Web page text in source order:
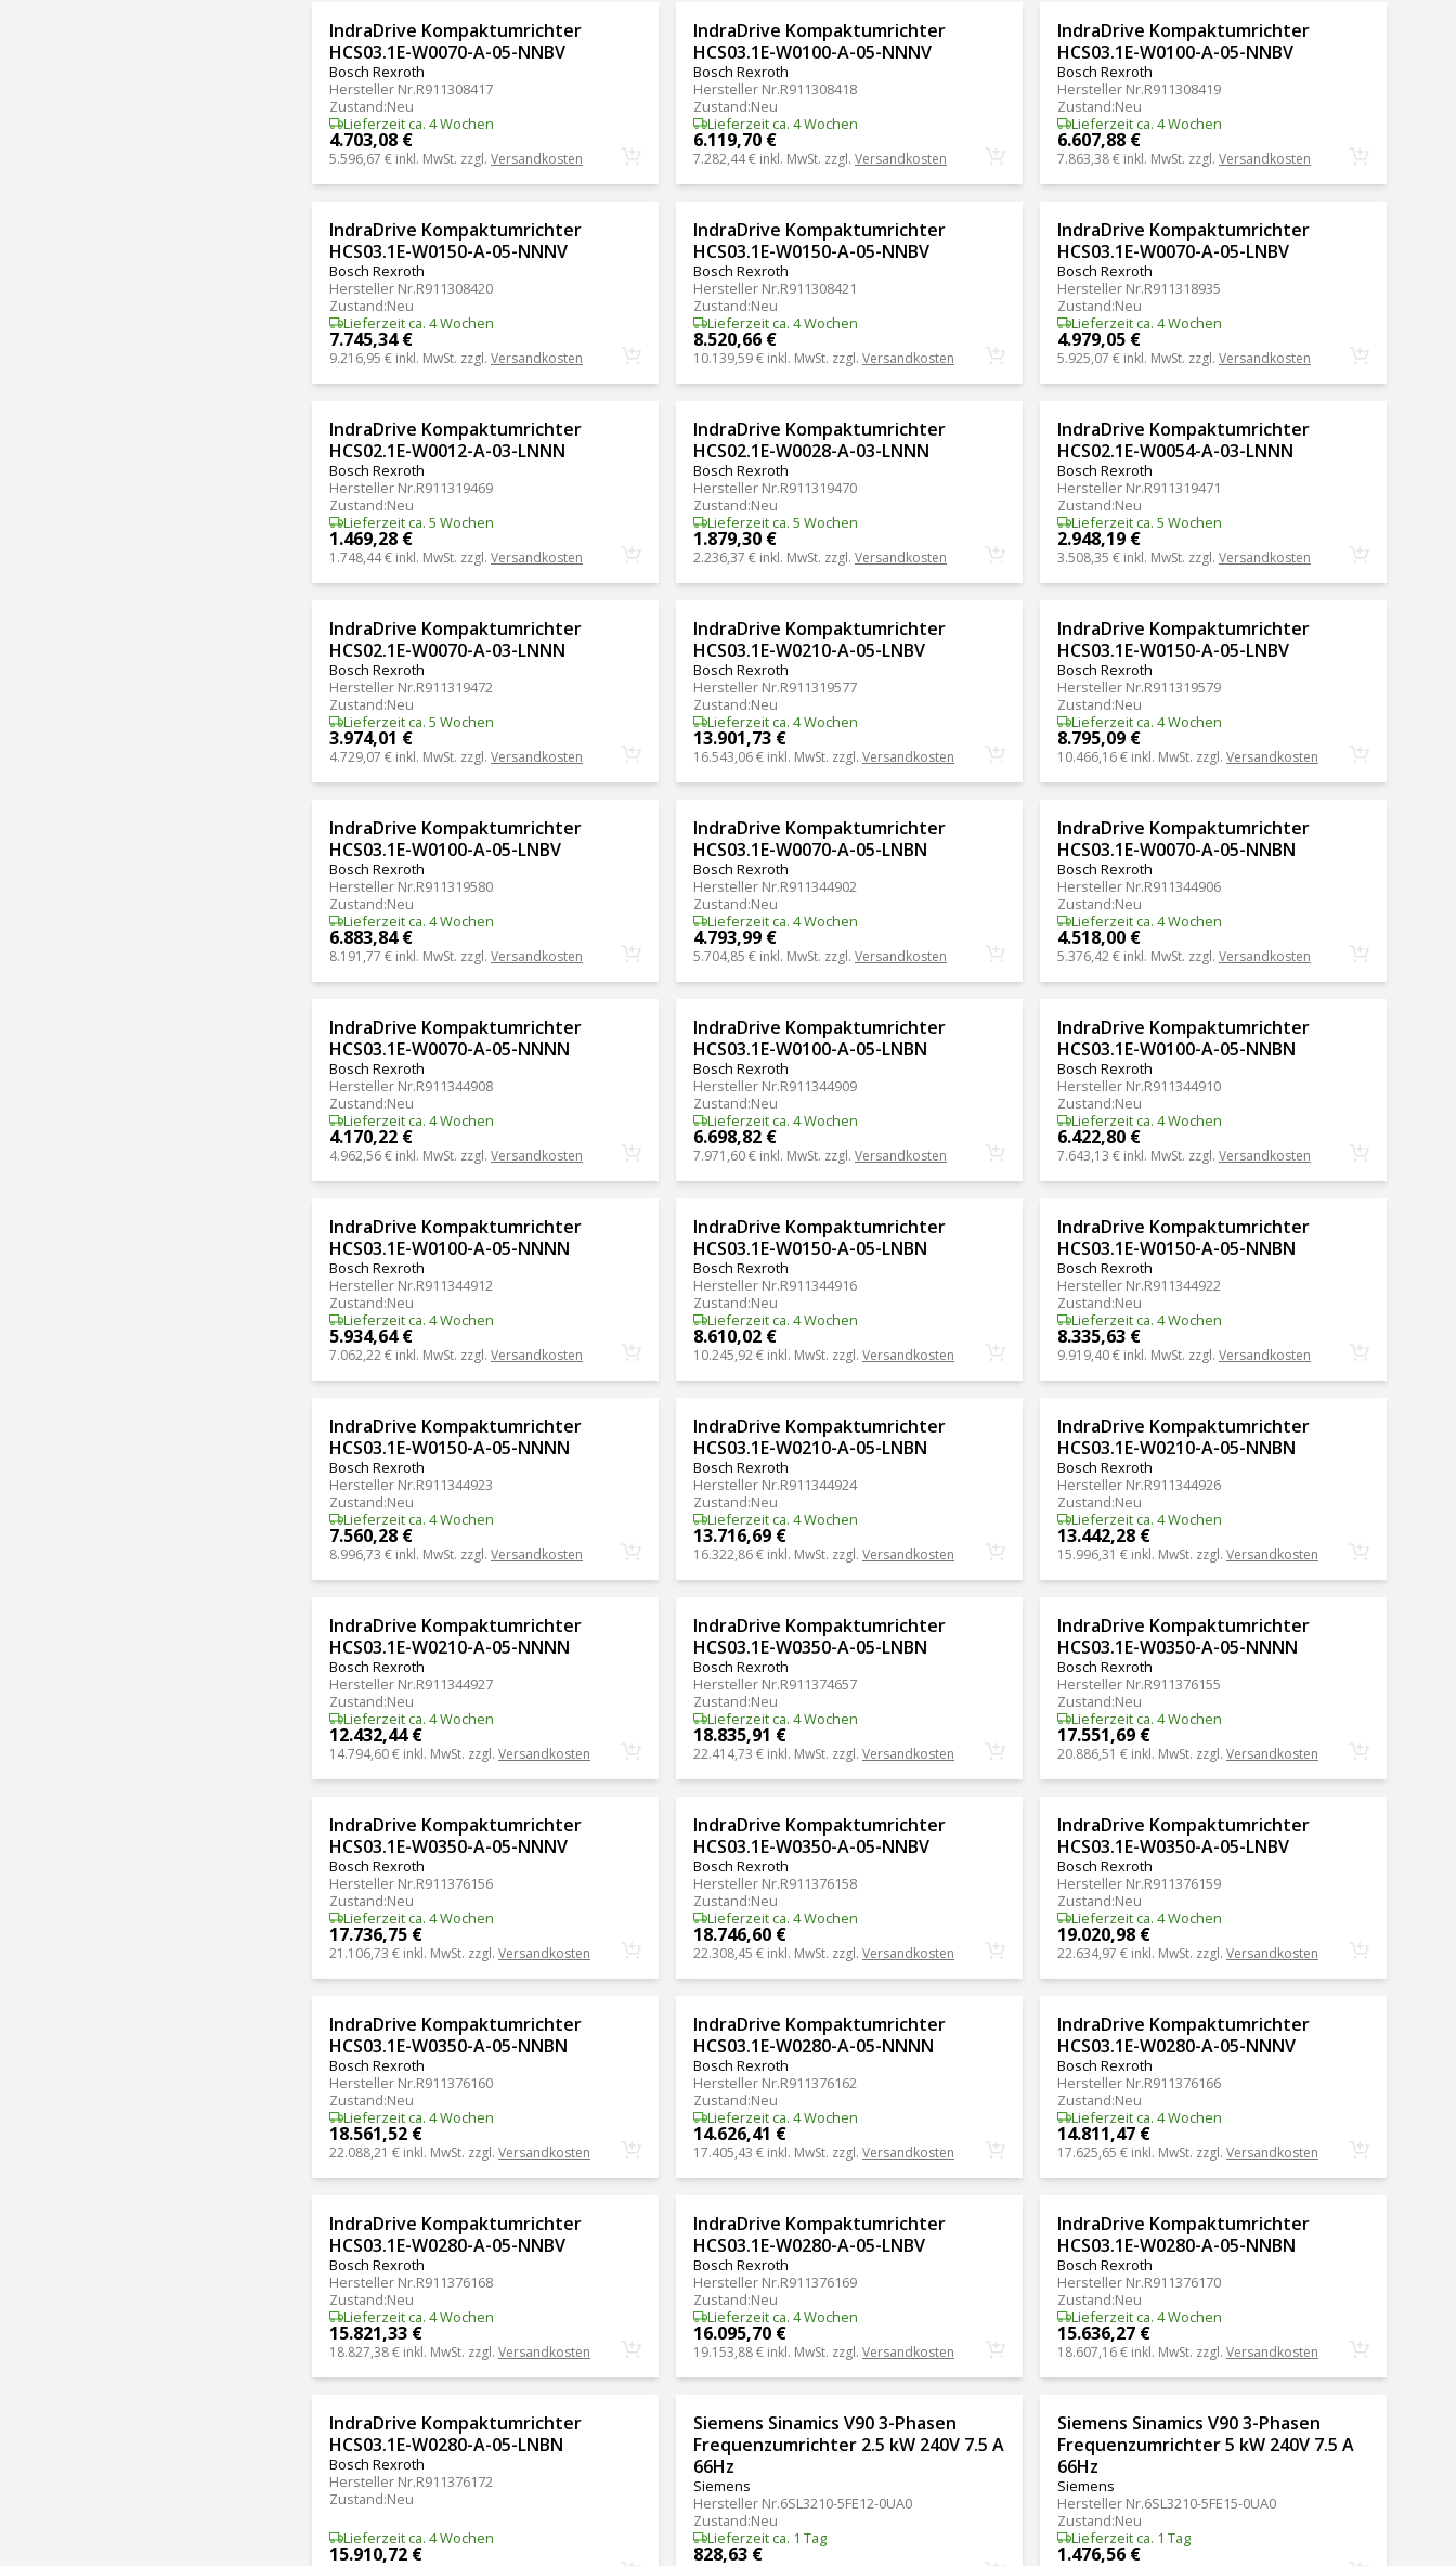
IndraDrive Kompaktumrichter
HCS03.1E-W0070-A-05-NNBV
Bosch Rexroth
Hersteller Nr.R911308417
Zustand:Neu
Lieferzeit ca. 4 Wochen
4.703,08 €
5.596,67 € inkl. MwSt. zzgl. Versandkosten
IndraDrive Kompaktumrichter
HCS03.1E-W0100-A-05-NNNV
Bosch Rexroth
Hersteller Nr.R911308418
Zustand:Neu
Lieferzeit ca. 4 Wochen
6.119,70 €
7.282,44 € inkl. MwSt. zzgl. Versandkosten
IndraDrive Kompaktumrichter
HCS03.1E-W0100-A-05-NNBV
Bosch Rexroth
Hersteller Nr.R911308419
Zustand:Neu
Lieferzeit ca. 4 Wochen
6.607,88 €
7.863,38 € inkl. MwSt. zzgl. Versandkosten
IndraDrive Kompaktumrichter
HCS03.1E-W0150-A-05-NNNV
Bosch Rexroth
Hersteller Nr.R911308420
Zustand:Neu
Lieferzeit ca. 4 Wochen
7.745,34 €
9.216,95 € inkl. MwSt. zzgl. Versandkosten
IndraDrive Kompaktumrichter
HCS03.1E-W0150-A-05-NNBV
Bosch Rexroth
Hersteller Nr.R911308421
Zustand:Neu
Lieferzeit ca. 4 Wochen
8.520,66 €
10.139,59 € inkl. MwSt. zzgl. Versandkosten
IndraDrive Kompaktumrichter
HCS03.1E-W0070-A-05-LNBV
Bosch Rexroth
Hersteller Nr.R911318935
Zustand:Neu
Lieferzeit ca. 4 Wochen
4.979,05 €
5.925,07 € inkl. MwSt. zzgl. Versandkosten
IndraDrive Kompaktumrichter
HCS02.1E-W0012-A-03-LNNN
Bosch Rexroth
Hersteller Nr.R911319469
Zustand:Neu
Lieferzeit ca. 5 Wochen
1.469,28 €
1.748,44 € inkl. MwSt. zzgl. Versandkosten
IndraDrive Kompaktumrichter
HCS02.1E-W0028-A-03-LNNN
Bosch Rexroth
Hersteller Nr.R911319470
Zustand:Neu
Lieferzeit ca. 5 Wochen
1.879,30 €
2.236,37 € inkl. MwSt. zzgl. Versandkosten
IndraDrive Kompaktumrichter
HCS02.1E-W0054-A-03-LNNN
Bosch Rexroth
Hersteller Nr.R911319471
Zustand:Neu
Lieferzeit ca. 5 Wochen
2.948,19 €
3.508,35 € inkl. MwSt. zzgl. Versandkosten
IndraDrive Kompaktumrichter
HCS02.1E-W0070-A-03-LNNN
Bosch Rexroth
Hersteller Nr.R911319472
Zustand:Neu
Lieferzeit ca. 5 Wochen
3.974,01 €
4.729,07 € inkl. MwSt. zzgl. Versandkosten
IndraDrive Kompaktumrichter
HCS03.1E-W0210-A-05-LNBV
Bosch Rexroth
Hersteller Nr.R911319577
Zustand:Neu
Lieferzeit ca. 4 Wochen
13.901,73 €
16.543,06 € inkl. MwSt. zzgl. Versandkosten
IndraDrive Kompaktumrichter
HCS03.1E-W0150-A-05-LNBV
Bosch Rexroth
Hersteller Nr.R911319579
Zustand:Neu
Lieferzeit ca. 4 Wochen
8.795,09 €
10.466,16 € inkl. MwSt. zzgl. Versandkosten
IndraDrive Kompaktumrichter
HCS03.1E-W0100-A-05-LNBV
Bosch Rexroth
Hersteller Nr.R911319580
Zustand:Neu
Lieferzeit ca. 4 Wochen
6.883,84 €
8.191,77 € inkl. MwSt. zzgl. Versandkosten
IndraDrive Kompaktumrichter
HCS03.1E-W0070-A-05-LNBN
Bosch Rexroth
Hersteller Nr.R911344902
Zustand:Neu
Lieferzeit ca. 4 Wochen
4.793,99 €
5.704,85 € inkl. MwSt. zzgl. Versandkosten
IndraDrive Kompaktumrichter
HCS03.1E-W0070-A-05-NNBN
Bosch Rexroth
Hersteller Nr.R911344906
Zustand:Neu
Lieferzeit ca. 4 Wochen
4.518,00 €
5.376,42 € inkl. MwSt. zzgl. Versandkosten
IndraDrive Kompaktumrichter
HCS03.1E-W0070-A-05-NNNN
Bosch Rexroth
Hersteller Nr.R911344908
Zustand:Neu
Lieferzeit ca. 4 Wochen
4.170,22 €
4.962,56 € inkl. MwSt. zzgl. Versandkosten
IndraDrive Kompaktumrichter
HCS03.1E-W0100-A-05-LNBN
Bosch Rexroth
Hersteller Nr.R911344909
Zustand:Neu
Lieferzeit ca. 4 Wochen
6.698,82 €
7.971,60 € inkl. MwSt. zzgl. Versandkosten
IndraDrive Kompaktumrichter
HCS03.1E-W0100-A-05-NNBN
Bosch Rexroth
Hersteller Nr.R911344910
Zustand:Neu
Lieferzeit ca. 4 Wochen
6.422,80 €
7.643,13 € inkl. MwSt. zzgl. Versandkosten
IndraDrive Kompaktumrichter
HCS03.1E-W0100-A-05-NNNN
Bosch Rexroth
Hersteller Nr.R911344912
Zustand:Neu
Lieferzeit ca. 4 Wochen
5.934,64 €
7.062,22 € inkl. MwSt. zzgl. Versandkosten
IndraDrive Kompaktumrichter
HCS03.1E-W0150-A-05-LNBN
Bosch Rexroth
Hersteller Nr.R911344916
Zustand:Neu
Lieferzeit ca. 4 Wochen
8.610,02 €
10.245,92 € inkl. MwSt. zzgl. Versandkosten
IndraDrive Kompaktumrichter
HCS03.1E-W0150-A-05-NNBN
Bosch Rexroth
Hersteller Nr.R911344922
Zustand:Neu
Lieferzeit ca. 4 Wochen
8.335,63 €
9.919,40 € inkl. MwSt. zzgl. Versandkosten
IndraDrive Kompaktumrichter
HCS03.1E-W0150-A-05-NNNN
Bosch Rexroth
Hersteller Nr.R911344923
Zustand:Neu
Lieferzeit ca. 4 Wochen
7.560,28 €
8.996,73 € inkl. MwSt. zzgl. Versandkosten
IndraDrive Kompaktumrichter
HCS03.1E-W0210-A-05-LNBN
Bosch Rexroth
Hersteller Nr.R911344924
Zustand:Neu
Lieferzeit ca. 4 Wochen
13.716,69 €
16.322,86 € inkl. MwSt. zzgl. Versandkosten
IndraDrive Kompaktumrichter
HCS03.1E-W0210-A-05-NNBN
Bosch Rexroth
Hersteller Nr.R911344926
Zustand:Neu
Lieferzeit ca. 4 Wochen
13.442,28 €
15.996,31 € inkl. MwSt. zzgl. Versandkosten
IndraDrive Kompaktumrichter
HCS03.1E-W0210-A-05-NNNN
Bosch Rexroth
Hersteller Nr.R911344927
Zustand:Neu
Lieferzeit ca. 4 Wochen
12.432,44 €
14.794,60 € inkl. MwSt. zzgl. Versandkosten
IndraDrive Kompaktumrichter
HCS03.1E-W0350-A-05-LNBN
Bosch Rexroth
Hersteller Nr.R911374657
Zustand:Neu
Lieferzeit ca. 4 Wochen
18.835,91 €
22.414,73 € inkl. MwSt. zzgl. Versandkosten
IndraDrive Kompaktumrichter
HCS03.1E-W0350-A-05-NNNN
Bosch Rexroth
Hersteller Nr.R911376155
Zustand:Neu
Lieferzeit ca. 4 Wochen
17.551,69 €
20.886,51 € inkl. MwSt. zzgl. Versandkosten
IndraDrive Kompaktumrichter
HCS03.1E-W0350-A-05-NNNV
Bosch Rexroth
Hersteller Nr.R911376156
Zustand:Neu
Lieferzeit ca. 4 Wochen
17.736,75 €
21.106,73 € inkl. MwSt. zzgl. Versandkosten
IndraDrive Kompaktumrichter
HCS03.1E-W0350-A-05-NNBV
Bosch Rexroth
Hersteller Nr.R911376158
Zustand:Neu
Lieferzeit ca. 4 Wochen
18.746,60 €
22.308,45 € inkl. MwSt. zzgl. Versandkosten
IndraDrive Kompaktumrichter
HCS03.1E-W0350-A-05-LNBV
Bosch Rexroth
Hersteller Nr.R911376159
Zustand:Neu
Lieferzeit ca. 4 Wochen
19.020,98 €
22.634,97 € inkl. MwSt. zzgl. Versandkosten
IndraDrive Kompaktumrichter
HCS03.1E-W0350-A-05-NNBN
Bosch Rexroth
Hersteller Nr.R911376160
Zustand:Neu
Lieferzeit ca. 4 Wochen
18.561,52 €
22.088,21 € inkl. MwSt. zzgl. Versandkosten
IndraDrive Kompaktumrichter
HCS03.1E-W0280-A-05-NNNN
Bosch Rexroth
Hersteller Nr.R911376162
Zustand:Neu
Lieferzeit ca. 4 Wochen
14.626,41 €
17.405,43 € inkl. MwSt. zzgl. Versandkosten
IndraDrive Kompaktumrichter
HCS03.1E-W0280-A-05-NNNV
Bosch Rexroth
Hersteller Nr.R911376166
Zustand:Neu
Lieferzeit ca. 4 Wochen
14.811,47 €
17.625,65 € inkl. MwSt. zzgl. Versandkosten
IndraDrive Kompaktumrichter
HCS03.1E-W0280-A-05-NNBV
Bosch Rexroth
Hersteller Nr.R911376168
Zustand:Neu
Lieferzeit ca. 4 Wochen
15.821,33 €
18.827,38 € inkl. MwSt. zzgl. Versandkosten
IndraDrive Kompaktumrichter
HCS03.1E-W0280-A-05-LNBV
Bosch Rexroth
Hersteller Nr.R911376169
Zustand:Neu
Lieferzeit ca. 4 Wochen
16.095,70 €
19.153,88 € inkl. MwSt. zzgl. Versandkosten
IndraDrive Kompaktumrichter
HCS03.1E-W0280-A-05-NNBN
Bosch Rexroth
Hersteller Nr.R911376170
Zustand:Neu
Lieferzeit ca. 4 Wochen
15.636,27 €
18.607,16 € inkl. MwSt. zzgl. Versandkosten
IndraDrive Kompaktumrichter
HCS03.1E-W0280-A-05-LNBN
Bosch Rexroth
Hersteller Nr.R911376172
Zustand:Neu
Lieferzeit ca. 4 Wochen
15.910,72 €
Siemens Sinamics V90 3-Phasen
Frequenzumrichter 2.5 kW 240V 7.5 A
66Hz
Siemens
Hersteller Nr.6SL3210-5FE12-0UA0
Zustand:Neu
Lieferzeit ca. 1 Tag
828,63 €
Siemens Sinamics V90 3-Phasen
Frequenzumrichter 5 kW 240V 7.5 A
66Hz
Siemens
Hersteller Nr.6SL3210-5FE15-0UA0
Zustand:Neu
Lieferzeit ca. 1 Tag
1.476,56 €